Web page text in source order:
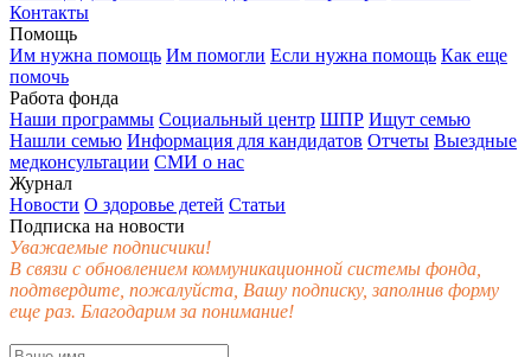
Контакты
Помощь
Им нужна помощь Им помогли Если нужна помощь Как еще
помочь
Работа фонда
Наши программы Социальный центр ШПР Ищут семью
Нашли семью Информация для кандидатов Отчеты Выездные
медконсультации СМИ о нас
Журнал
Новости О здоровье детей Статьи
Подписка на новости
Уважаемые подписчики!
В связи с обновлением коммуникационной системы фонда,
подтвердите, пожалуйста, Вашу подписку, заполнив форму
еще раз. Благодарим за понимание!